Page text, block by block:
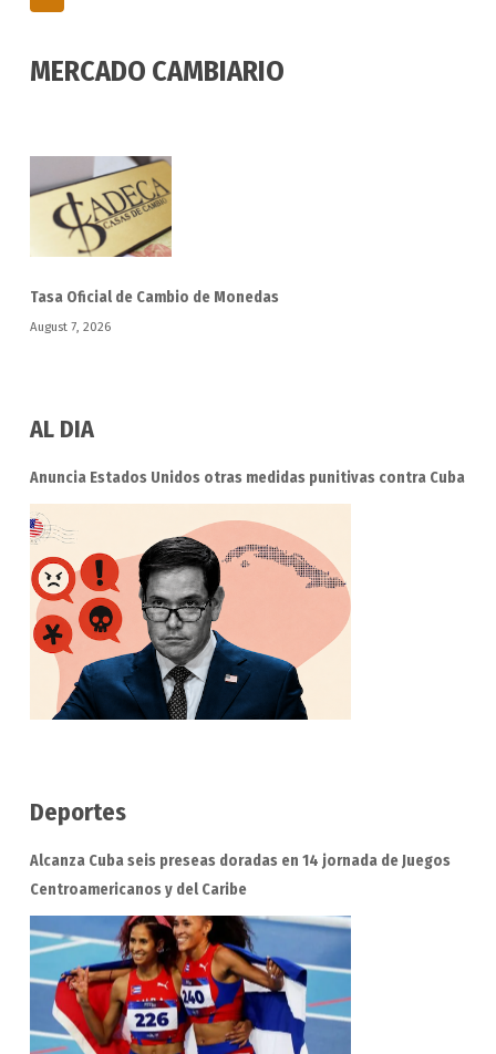
MERCADO CAMBIARIO
Tasa Oficial de Cambio de Monedas
August 7, 2026
AL DIA
Anuncia Estados Unidos otras medidas punitivas contra Cuba
Deportes
Alcanza Cuba seis preseas doradas en 14 jornada de Juegos
Centroamericanos y del Caribe